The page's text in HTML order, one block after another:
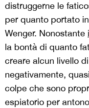
distruggerne le
per quanto portato
Wenger. Nonostante
la bontà di quanto
creare alcun livello
negativamente,
colpe che sono
espiatorio per